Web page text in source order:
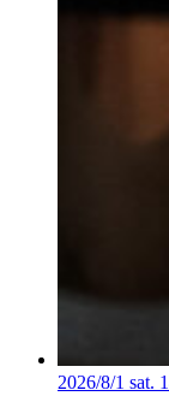
2026/8/1 sat.